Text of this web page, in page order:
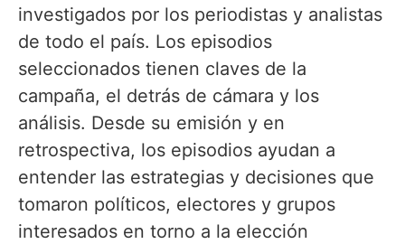
investigados por los periodistas y analistas
de todo el país. Los episodios
seleccionados tienen claves de la
campaña, el detrás de cámara y los
análisis. Desde su emisión y en
retrospectiva, los episodios ayudan a
entender las estrategias y decisiones que
tomaron políticos, electores y grupos
interesados en torno a la elección